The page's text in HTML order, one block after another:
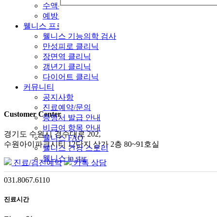
수액센터
예방접종
웰니스 프로그램
웰니스 기능의학 검사
만성피로 클리닉
장면역 클리닉
갱년기 클리닉
다이어트 클리닉
커뮤니티
공지사항
진료예약/문의
증명서 발급 안내
비급여 항목 안내
웰니스 FAQ
웰니스 건강 스토리
웰니스 in star
Customer Center
경기도 수원시 경수대로 202,
수원아이파크시티 12단지 상가 2층 80~91호실
진료/검진예약 카톡 상담
031.8067.6110
진료시간